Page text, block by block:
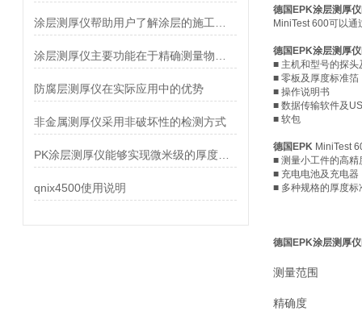
防腐层测厚仪在实际应用中的优势
非金属测厚仪采用非破坏性的检测方式
qnix4500使用说明
德国EPK涂层测厚
MiniTest 600可以
德国EPK涂层测厚
■ 主机和型号的探头
■ 零板及厚度标准箔
■ 操作说明书
■ 数据传输软件及
■ 软包
德国EPK MiniTest
■ 测量小工件的高精
■ 充电电池及充电器
■ 多种规格的厚度标
德国EPK涂层测厚
测量范围
精确度